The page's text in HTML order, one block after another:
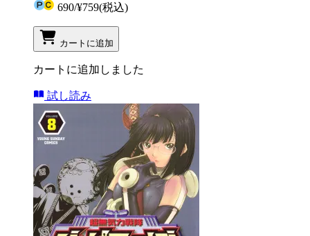
690/¥759(税込)
カートに追加
カートに追加しました
試し読み